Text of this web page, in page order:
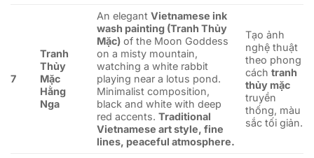
7
Tranh
Thủy
Mặc
Hằng
Nga
An elegantVietnamese ink
wash painting (Tranh Thủy
Mặc) of the Moon Goddess
on a misty mountain,
watching a white rabbit
playing near a lotus pond.
Minimalist composition,
black and white with deep
red accents.Traditional
Vietnamese art style, fine
lines, peaceful atmosphere.
Tạo ảnh
nghệ thuật
theo phong
cáchtranh
thủy mặc
truyền
thống, màu
sắc tối giản.